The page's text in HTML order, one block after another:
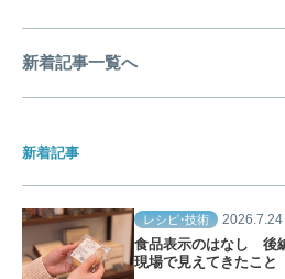
新着記事一覧へ
新着記事
レシピ・技術 2026.7.24
食品表示のはなし 後編
現場で見えてきたこと